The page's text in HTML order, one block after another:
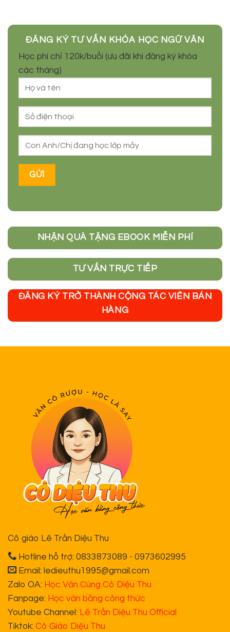
ĐĂNG KÝ TƯ VẤN KHÓA HỌC NGỮ VĂN
Học phí chỉ 120k/buổi (ưu đãi khi đăng ký khóa
các tháng)
NHẬN QUÀ TẶNG EBOOK MIỄN PHÍ
TƯ VẤN TRỰC TIẾP
ĐĂNG KÝ TRỞ THÀNH CỘNG TÁC VIÊN BÁN
HÀNG
Cô giáo Lê Trần Diệu Thu
Hotline hỗ trợ: 0833873089 - 0973602995
Email: ledieuthu1995@gmail.com
Zalo OA: Học Văn Cùng Cô Diệu Thu
Fanpage: Học văn bằng công thức
Youtube Channel: Lê Trần Diệu Thu Official
Tiktok: Cô Giáo Diệu Thu